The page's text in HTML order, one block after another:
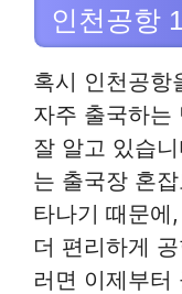
인천공항
혹시 인천공항
자주 출국하는
잘 알고 있습
는 출국장 혼
타나기 때문에
더 편리하게
러면 이제부터